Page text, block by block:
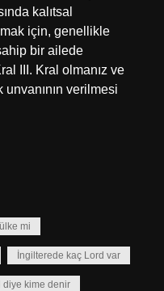
kalıtsal
için, genellikle
bir ailede
III. Kral olmanız ve
verilmesi
mi
İngilterede kaç Lord var
diye kime denir